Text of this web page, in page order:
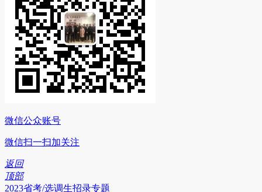
微信公众账号
微信扫一扫加关注
返回
顶部
2023省考/选调生招录专题